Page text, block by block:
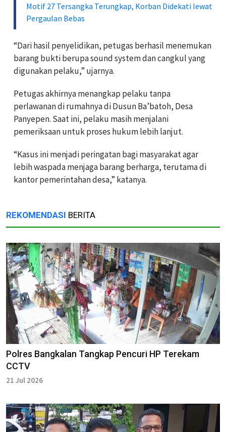
Motif 27 Tersangka Terungkap, Korban Didekati lewat
Pergaulan Bebas
“Dari hasil penyelidikan, petugas berhasil menemukan
barang bukti berupa sound system dan cangkul yang
digunakan pelaku,” ujarnya.
Petugas akhirnya menangkap pelaku tanpa
perlawanan di rumahnya di Dusun Ba’batoh, Desa
Panyepen. Saat ini, pelaku masih menjalani
pemeriksaan untuk proses hukum lebih lanjut.
“Kasus ini menjadi peringatan bagi masyarakat agar
lebih waspada menjaga barang berharga, terutama di
kantor pemerintahan desa,” katanya.
REKOMENDASI BERITA
Polres Bangkalan Tangkap Pencuri HP Terekam
CCTV
21 Jul 2026